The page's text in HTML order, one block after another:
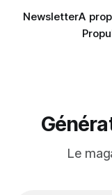
NewsletterA
Le